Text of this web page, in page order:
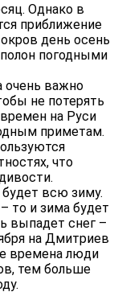
Однако в
приближение
день осень
погодными
очень важно
не потерять
на Руси
приметам.
что
всю зиму.
то и зима будет
выпадет снег –
на Дмитриев
времена люди
тем больше